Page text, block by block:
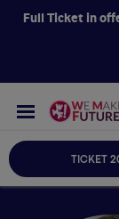
Full Ticket in
TICKET